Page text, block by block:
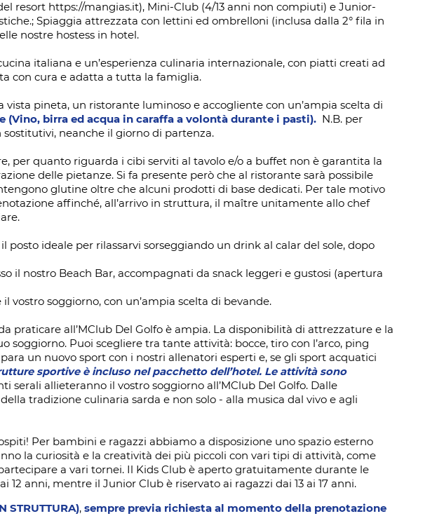
resort https://mangias.it), Mini-Club (4/13 anni non compiuti) e Junior-
Spiaggia attrezzata con lettini ed ombrelloni (inclusa dalla 2° fila in
nostre hostess in hotel.
italiana e un’esperienza culinaria internazionale, con piatti creati ad
con cura e adatta a tutta la famiglia.
vista pineta, un ristorante luminoso e accogliente con un’ampia scelta di
(Vino, birra ed acqua in caraffa a volontà durante i pasti).
N.B. per
neanche il giorno di partenza.
per quanto riguarda i cibi serviti al tavolo e/o a buffet non è garantita la
delle pietanze. Si fa presente però che al ristorante sarà possibile
glutine oltre che alcuni prodotti di base dedicati. Per tale motivo
affinché, all’arrivo in struttura, il maître unitamente allo chef
ideale per rilassarvi sorseggiando un drink al calar del sole, dopo
il nostro Beach Bar, accompagnati da snack leggeri e gustosi (apertura
vostro soggiorno, con un’ampia scelta di bevande.
praticare all’MClub Del Golfo è ampia. La disponibilità di attrezzature e la
Puoi scegliere tra tante attività: bocce, tiro con l’arco, ping
un nuovo sport con i nostri allenatori esperti e, se gli sport acquatici
sportive è incluso nel pacchetto dell’hotel. Le attività sono
serali allieteranno il vostro soggiorno all’MClub Del Golfo. Dalle
tradizione culinaria sarda e non solo - alla musica dal vivo e agli
Per bambini e ragazzi abbiamo a disposizione uno spazio esterno
la curiosità e la creatività dei più piccoli con vari tipi di attività, come
a vari tornei. Il Kids Club è aperto gratuitamente durante le
12 anni, mentre il Junior Club è riservato ai ragazzi dai 13 ai 17 anni.
STRUTTURA), sempre previa richiesta al momento della prenotazione